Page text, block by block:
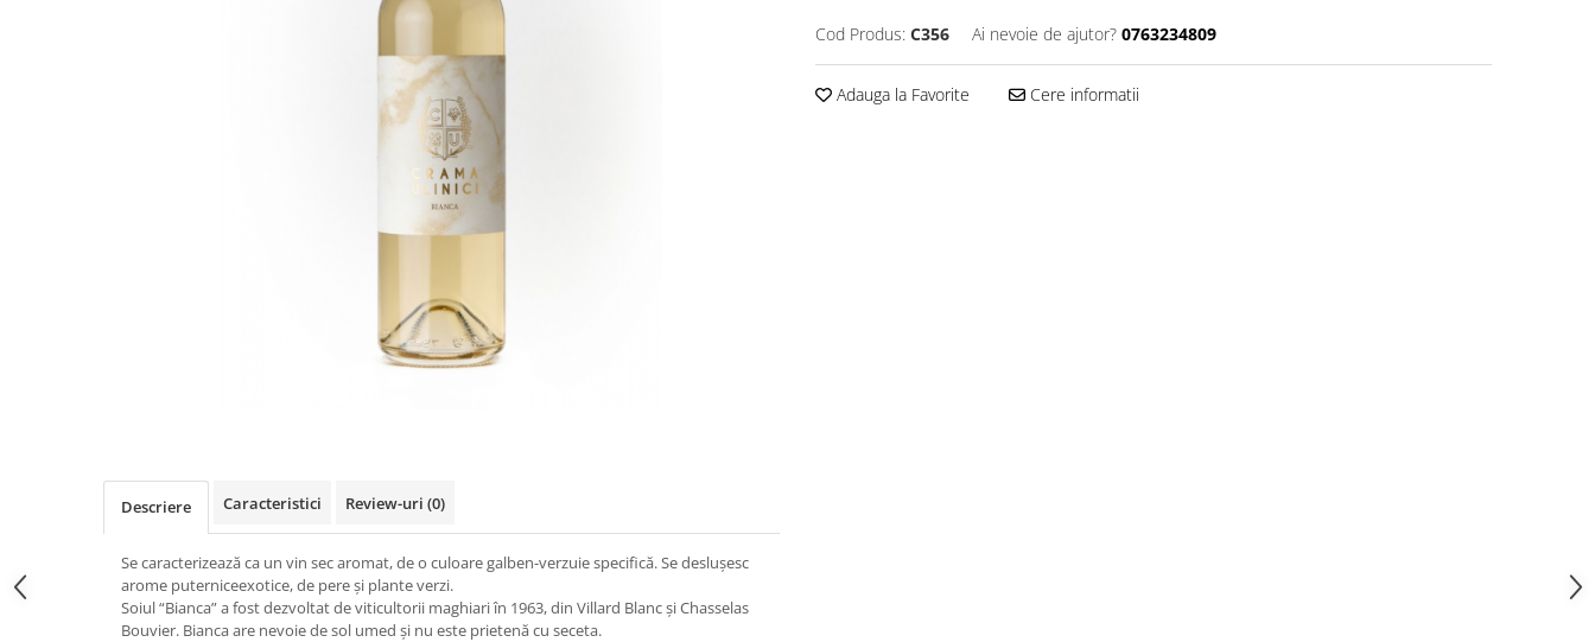
Cod Produs: C356 Ai nevoie de ajutor? 0763234809
Adauga la Favorite Cere informatii
Descriere Caracteristici Review-uri (0)
Se caracterizează ca un vin sec aromat, de o culoare galben-verzuie specifică. Se deslușesc
arome puterniceexotice, de pere și plante verzi.
Soiul “Bianca” a fost dezvoltat de viticultorii maghiari în 1963, din Villard Blanc și Chasselas
Bouvier. Bianca are nevoie de sol umed și nu este prietenă cu seceta.